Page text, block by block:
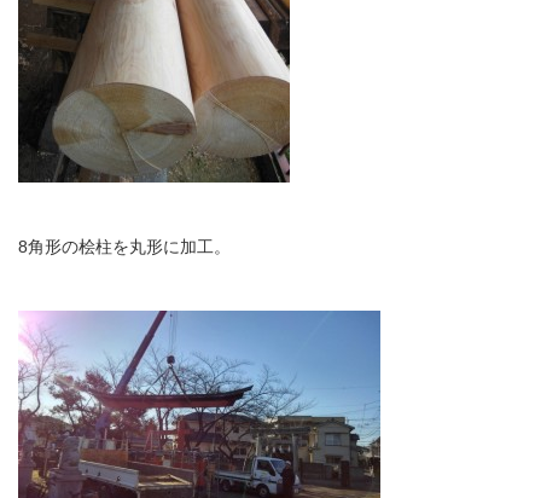
8角形の桧柱を丸形に加工。